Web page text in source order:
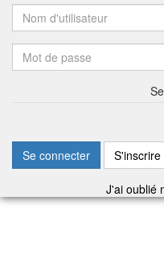
Se connecter S'inscrire
J'ai oublié